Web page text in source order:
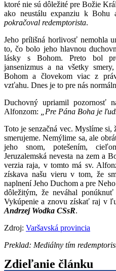
ktoré nie sú dôležité pre Božie
ako neustálu expanziu k Bohu
pokračoval redemptorista.
Jeho prílišná horlivosť nemohla
to, čo bolo jeho hlavnou
lásky s Bohom. Preto bol
jansenizmus a na všetky
Bohom a človekom viac z
vzťahu. Dnes je to pre nás
Duchovný upriamil pozornosť
Alfonzom:
„Pre Pána Boha je
Toto je senzačná vec. Myslíme
smerujeme. Nemýlime sa, ale
jeho snom, potešením,
Jeruzalemská nevesta na zem a
verzia raja, v tomto má sv.
získava našu vieru v tom, že
naplnení Jeho Duchom a pre
dôležitým, že neváhal
Vykúpenie a znovu získať raj v
Andrzej Wodka CSsR.
Zdroj: Varšavská provincia
Preklad: Mediálny tím
Zdieľanie článku